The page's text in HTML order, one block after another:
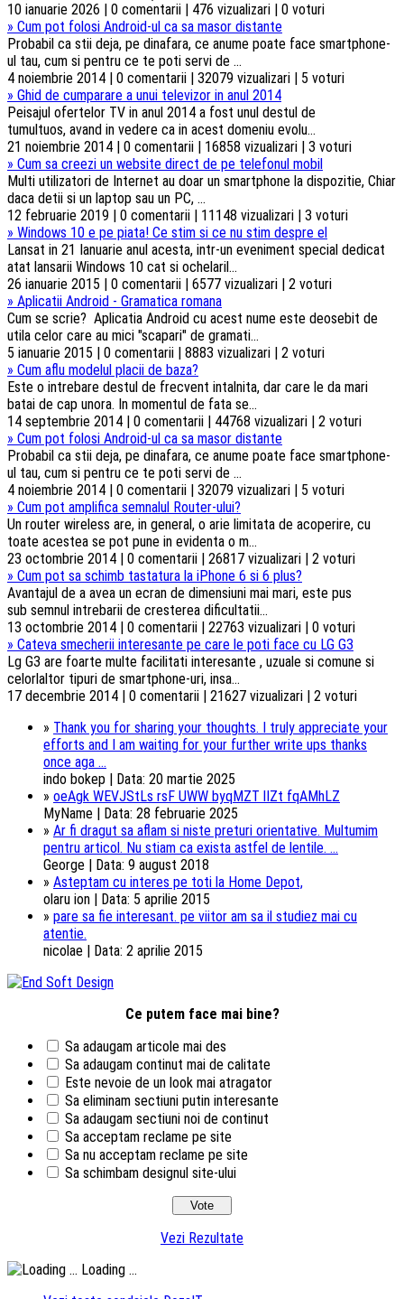
10 ianuarie 2026 | 0 comentarii | 476 vizualizari | 0 voturi
» Cum pot folosi Android-ul ca sa masor distante
Probabil ca stii deja, pe dinafara, ce anume poate face smartphone-
ul tau, cum si pentru ce te poti servi de ...
4 noiembrie 2014 | 0 comentarii | 32079 vizualizari | 5 voturi
» Ghid de cumparare a unui televizor in anul 2014
Peisajul ofertelor TV in anul 2014 a fost unul destul de
tumultuos, avand in vedere ca in acest domeniu evolu...
21 noiembrie 2014 | 0 comentarii | 16858 vizualizari | 3 voturi
» Cum sa creezi un website direct de pe telefonul mobil
Multi utilizatori de Internet au doar un smartphone la dispozitie, Chiar
daca detii si un laptop sau un PC, ...
12 februarie 2019 | 0 comentarii | 11148 vizualizari | 3 voturi
» Windows 10 e pe piata! Ce stim si ce nu stim despre el
Lansat in 21 Ianuarie anul acesta, intr-un eveniment special dedicat
atat lansarii Windows 10 cat si ochelaril...
26 ianuarie 2015 | 0 comentarii | 6577 vizualizari | 2 voturi
» Aplicatii Android - Gramatica romana
Cum se scrie? Aplicatia Android cu acest nume este deosebit de
utila celor care au mici "scapari" de gramati...
5 ianuarie 2015 | 0 comentarii | 8883 vizualizari | 2 voturi
» Cum aflu modelul placii de baza?
Este o intrebare destul de frecvent intalnita, dar care le da mari
batai de cap unora. In momentul de fata se...
14 septembrie 2014 | 0 comentarii | 44768 vizualizari | 2 voturi
» Cum pot folosi Android-ul ca sa masor distante
Probabil ca stii deja, pe dinafara, ce anume poate face smartphone-
ul tau, cum si pentru ce te poti servi de ...
4 noiembrie 2014 | 0 comentarii | 32079 vizualizari | 5 voturi
» Cum pot amplifica semnalul Router-ului?
Un router wireless are, in general, o arie limitata de acoperire, cu
toate acestea se pot pune in evidenta o m...
23 octombrie 2014 | 0 comentarii | 26817 vizualizari | 2 voturi
» Cum pot sa schimb tastatura la iPhone 6 si 6 plus?
Avantajul de a avea un ecran de dimensiuni mai mari, este pus
sub semnul intrebarii de cresterea dificultatii...
13 octombrie 2014 | 0 comentarii | 22763 vizualizari | 0 voturi
» Cateva smecherii interesante pe care le poti face cu LG G3
Lg G3 are foarte multe facilitati interesante , uzuale si comune si
celorlaltor tipuri de smartphone-uri, insa...
17 decembrie 2014 | 0 comentarii | 21627 vizualizari | 2 voturi
» Thank you for sharing your thoughts. I truly appreciate your
efforts and I am waiting for your further write ups thanks
once aga ...
indo bokep | Data: 20 martie 2025
» oeAgk WEVJStLs rsF UWW byqMZT lIZt fqAMhLZ
MyName | Data: 28 februarie 2025
» Ar fi dragut sa aflam si niste preturi orientative. Multumim
pentru articol. Nu stiam ca exista astfel de lentile. ...
George | Data: 9 august 2018
» Asteptam cu interes pe toti la Home Depot,
olaru ion | Data: 5 aprilie 2015
» pare sa fie interesant. pe viitor am sa il studiez mai cu
atentie.
nicolae | Data: 2 aprilie 2015
Ce putem face mai bine?
Sa adaugam articole mai des
Sa adaugam continut mai de calitate
Este nevoie de un look mai atragator
Sa eliminam sectiuni putin interesante
Sa adaugam sectiuni noi de continut
Sa acceptam reclame pe site
Sa nu acceptam reclame pe site
Sa schimbam designul site-ului
Vezi Rezultate
Loading ...